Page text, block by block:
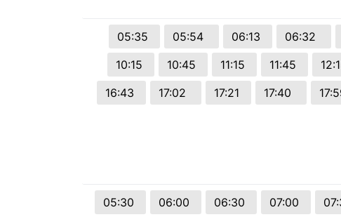
05:35 05:54 06:13 06:32
10:15
10:45 11:15 11:45
16:43
17:02 17:21 17:40
05:30 06:00 06:30 07:00